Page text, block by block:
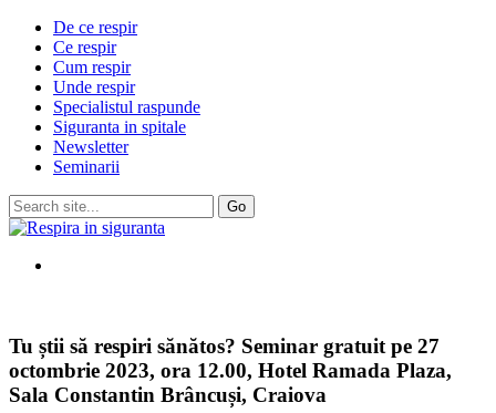
De ce respir
Ce respir
Cum respir
Unde respir
Specialistul raspunde
Siguranta in spitale
Newsletter
Seminarii
Tu știi să respiri sănătos? Seminar gratuit pe 27
octombrie 2023, ora 12.00, Hotel Ramada Plaza,
Sala Constantin Brâncuși, Craiova